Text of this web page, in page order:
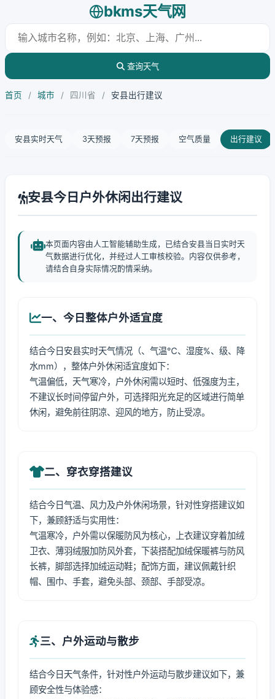
bkms天气网
查询天气
首页 / 城市 / 四川省 / 安县出行建议
安县实时天气 3天预报 7天预报 空气质量 出行建议
安县今日户外休闲出行建议
本页面内容由人工智能辅助生成，已结合安县当日实时天
气数据进行优化，并经过人工审核校验。内容仅供参考，
请结合自身实际情况酌情采纳。
一、今日整体户外适宜度
结合今日安县实时天气情况（、气温℃、湿度%、级、降
水mm），整体户外休闲适宜度如下：
气温偏低，天气寒冷，户外休闲需以短时、低强度为主，
不建议长时间停留户外，可选择阳光充足的区域进行简单
休闲，避免前往阴凉、迎风的地方，防止受凉。
二、穿衣穿搭建议
结合今日气温、风力及户外休闲场景，针对性穿搭建议如
下，兼顾舒适与实用性：
气温寒冷，户外需以保暖防风为核心，上衣建议穿着加绒
卫衣、薄羽绒服加防风外套，下装搭配加绒保暖裤与防风
长裤，脚部选择加绒运动鞋；配饰方面，建议佩戴针织
帽、围巾、手套，避免头部、颈部、手部受凉。
三、户外运动与散步
结合今日天气条件，针对性户外运动与散步建议如下，兼
顾安全性与体验感：